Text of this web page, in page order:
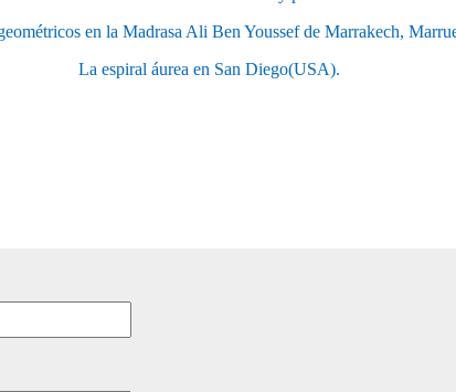
en la Madrasa Ali Ben Youssef de Marrakech,
La espiral áurea en San Diego(USA).